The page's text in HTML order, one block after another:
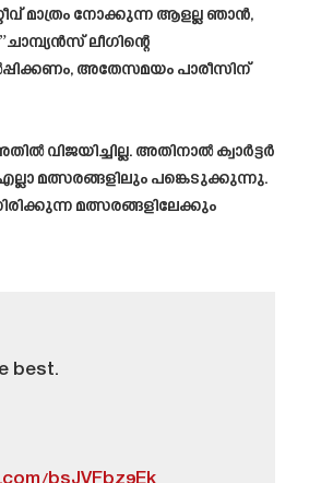
മാത്രം നോക്കുന്ന ആളല്ല ഞാൻ,
ലീഗിന്റെ
അതേസമയം പാരീസിന്
അതിനാൽ ക്വാർട്ടർ
മത്സരങ്ങളിലും പങ്കെടുക്കുന്നു.
മത്സരങ്ങളിലേക്കും
best.